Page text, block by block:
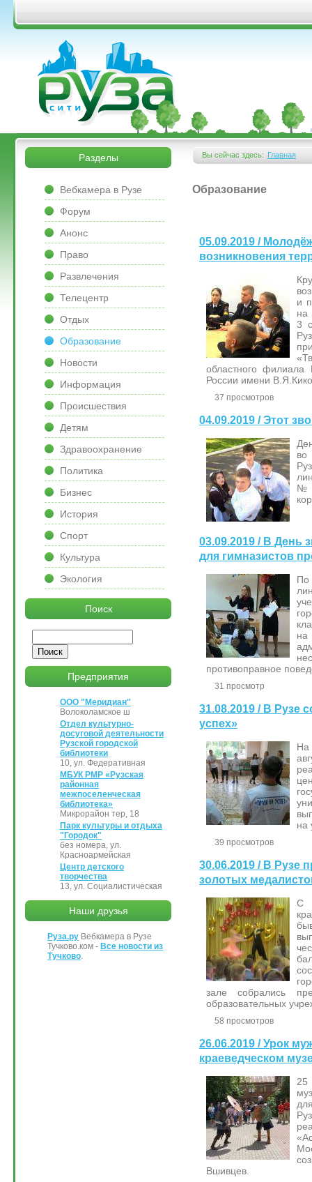
Перейти к основному содержанию
&bsps;
&bsps;
Вы сейчас здесь:
Вы здесь
Главная
Образование
05.09.2019 /
возникновения
и
на
3
областного филиала
России имени
37 просмотров
04.09.2019 / Этот
03.09.2019 / В День
для гимназистов
противоправное
31 просмотр
31.08.2019 / В Рузе
успех»
На
на
39 просмотров
30.06.2019 / В Рузе
золотых
С
зале собрались
образовательных
58 просмотров
26.06.2019 / Урок
краеведческом
25
Вшивцев.
Разделы
Вебкамера в Рузе
Форум
Анонс
Право
Развлечения
Телецентр
Отдых
Образование
Новости
Информация
Происшествия
Детям
Здравоохранение
Политика
Бизнес
История
Спорт
Культура
Экология
Поиск
Предприятия
ООО "Меридиан"
Волоколамское ш
Отдел культурно-
досуговой деятельности
Рузской городской
библиотеки
10, ул. Федеративная
МБУК РМР «Рузская
районная
межпоселенческая
библиотека»
Микрорайон тер, 18
Парк культуры и отдыха
"Городок"
без номера, ул.
Красноармейская
Центр детского
творчества
13, ул. Социалистическая
Наши друзья
Руза.ру Вебкамера в Рузе
Тучково.ком - Все новости из
Тучково.